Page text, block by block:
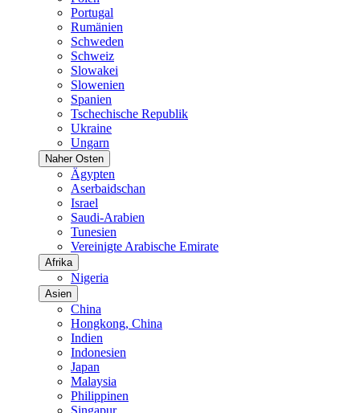
Portugal
Rumänien
Schweden
Schweiz
Slowakei
Slowenien
Spanien
Tschechische Republik
Ukraine
Ungarn
Naher Osten
Ägypten
Aserbaidschan
Israel
Saudi-Arabien
Tunesien
Vereinigte Arabische Emirate
Afrika
Nigeria
Asien
China
Hongkong, China
Indien
Indonesien
Japan
Malaysia
Philippinen
Singapur